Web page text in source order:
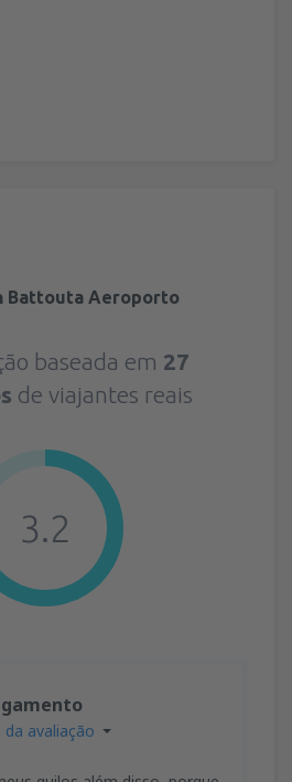
Battouta Aeroporto
baseada em 27
de viajantes reais
3.2
da avaliação